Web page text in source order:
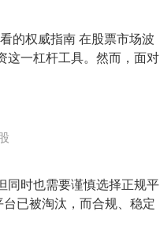
的权威指南 在股票市场波
这一杠杆工具。然而，面对
同时也需要谨慎选择正规平
已被淘汰，而合规、稳定